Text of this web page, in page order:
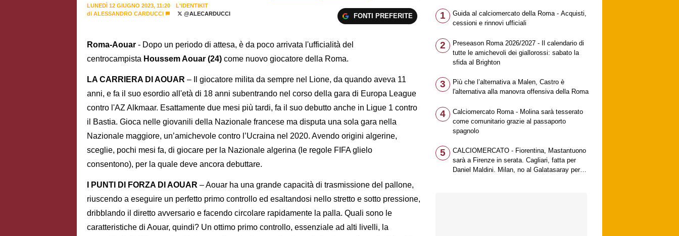
LUNEDÌ 12 GIUGNO 2023, 11:20
L'IDENTIKIT
di ALESSANDRO CARDUCCI @ALECARDUCCI FONTI PREFERITE
Roma-Aouar - Dopo un periodo di attesa, è da poco arrivata l'ufficialità del
centrocampista Houssem Aouar (24) come nuovo giocatore della Roma.
LA CARRIERA DI AOUAR – Il giocatore milita da sempre nel Lione, da quando aveva 11
anni, e fa il suo esordio all'età di 18 anni subentrando nel corso della gara di Europa League
contro l'AZ Alkmaar. Esattamente due mesi più tardi, fa il suo debutto anche in Ligue 1 contro
il Bastia. Gioca nelle giovanili della Nazionale francese ma disputa una sola gara nella
Nazionale maggiore, un’amichevole contro l’Ucraina nel 2020. Avendo origini algerine,
sceglie, pochi mesi fa, di giocare per la Nazionale algerina (le regole FIFA glielo
consentono), per la quale deve ancora debuttare.
I PUNTI DI FORZA DI AOUAR – Aouar ha una grande capacità di trasmissione del pallone,
riuscendo a eseguire un perfetto primo controllo ed esaltandosi nello stretto e sotto pressione,
dribblando il diretto avversario e facendo circolare rapidamente la palla. Quali sono le
caratteristiche di Aouar, quindi? Un ottimo primo controllo, essenziale ad alti livelli, la
1
Guida al calciomercato della Roma - Acquisti,
cessioni e rinnovi ufficiali
2
Preseason Roma 2026/2027 - Il calendario di
tutte le amichevoli dei giallorossi: sabato la
sfida al Brighton
3
Più che l’alternativa a Malen, Castro è
l'alternativa alla manovra offensiva della Roma
4
Calciomercato Roma - Molina sarà tesserato
come comunitario grazie al passaporto
spagnolo
5
CALCIOMERCATO - Fiorentina, Mastantuono
sarà a Firenze in serata. Cagliari, fatta per
Daniel Maldini. Milan, no al Galatasaray per